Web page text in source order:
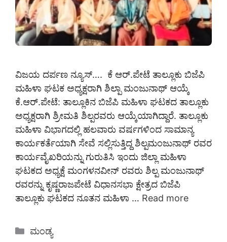
ವಿಜಯ ದರ್ಪಣ ನ್ಯೂಸ್…. ಕೆ ಆರ್.ಪೇಟೆ ತಾಲ್ಲೂಕು ಬಿಜೆಪಿ
ಮಹಿಳಾ ಘಟಕ ಅಧ್ಯಕ್ಷರಾಗಿ ಶಿಲ್ಪಾ ಮಂಜುನಾಥ್ ಆಯ್ಕೆ
ಕೆ.ಆರ್.ಪೇಟೆ: ತಾಲ್ಲೂಕಿನ ಬಿಜೆಪಿ ಮಹಿಳಾ ಘಟಕದ ತಾಲ್ಲೂಕು
ಅಧ್ಯಕ್ಷರಾಗಿ ಶ್ರೀಮತಿ ಶಿಲ್ಪರವರು ಆಯ್ಕೆಯಾಗಿದ್ದಾರೆ. ತಾಲ್ಲೂಕು
ಮಹಿಳಾ ವಿಭಾಗದಲ್ಲಿ ಹಲವಾರು ವರ್ಷಗಳಿಂದ ಸಾಮಾನ್ಯ
ಕಾರ್ಯಕರ್ತೆಯಾಗಿ ಸೇವೆ ಸಲ್ಲಿಸುತ್ತಿದ್ದ ಶಿಲ್ಪಮಂಜುನಾಥ್ ರವರ
ಕಾರ್ಯವೈಖರಿಯನ್ನು ಗುರುತಿಸಿ ಇಂದು ಜಿಲ್ಲಾ ಮಹಿಳಾ
ಘಟಕದ ಅಧ್ಯಕ್ಷೆ ಮಂಗಳನವೀನ್ ರವರು ಶಿಲ್ಪ ಮಂಜುನಾಥ್
ರವರನ್ನು ಕೃಷ್ಣರಾಜಪೇಟೆ ವಿಧಾನಸಭಾ ಕ್ಷೇತ್ರದ ಬಿಜೆಪಿ
ತಾಲ್ಲೂಕು ಘಟಕದ ನೂತನ ಮಹಿಳಾ … Read more
Categories
ಮಂಡ್ಯ